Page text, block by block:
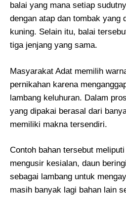
balai yang mana setiap
dengan atap dan tombak yang
kuning. Selain itu, balai
tiga jenjang yang sama.
Masyarakat Adat memilih
pernikahan karena
lambang keluhuran. Dalam
yang dipakai berasal dari
memiliki makna tersendiri.
Contoh bahan tersebut
mengusir kesialan, daun
sebagai lambang untuk
masih banyak lagi bahan lain